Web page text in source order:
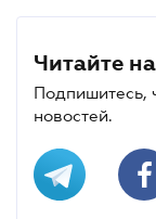
Читайте
Подпишитесь,
новостей.